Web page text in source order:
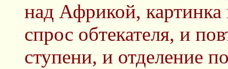
над Африкой, картинка
спрос обтекателя, и
ступени, и отделение